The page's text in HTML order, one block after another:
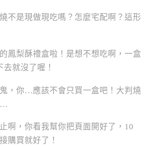
不是現做現吃嗎？怎麼宅配啊？這形
鳳梨酥禮盒啦！是想不想吃啊，一盒
就沒了喔！
，你…應該不會只買一盒吧！大判燒
…
啊，你看我幫你把頁面開好了，10
購買就好了！